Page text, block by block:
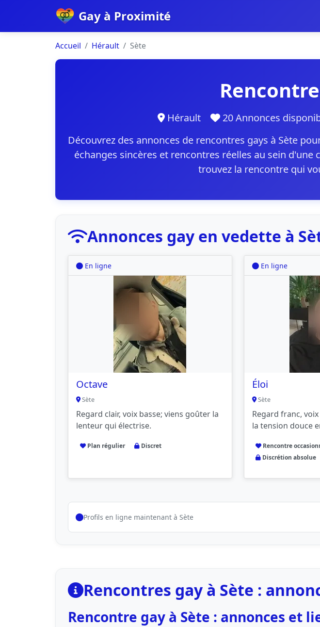
Gay à Proximité
Accueil Hérault Sète
Hérault 20 Annonces
Découvrez des annonces de rencontres gays à Sète
échanges sincères et rencontres réelles au sein
trouvez la rencontre qui
Annonces gay en vedette à
En ligne
Octave
Sète
Regard clair, voix basse; viens goûter la
lenteur qui électrise.
Plan régulier Discret
En ligne
Éloi
Sète
Regard franc,
la tension douce
Rencontre
Discrétion absolue
Profils en ligne maintenant à Sète
Rencontres gay à Sète :
Rencontre gay à Sète : annonces et